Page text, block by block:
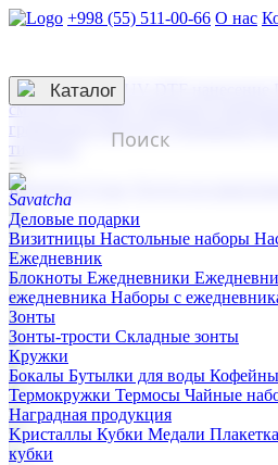
+998 (55) 511-00-66 О нас
3D гравировка
смолой (Doming)
гравировка твердая
тиснение
☰
Контакты
Каталог
Деловые подарки
Визитницы Настольные наборы
Ежедневник
Блокноты Ежедневники
ежедневника Наборы с
Зонты
Зонты-трости Складные зонты
Кружки
Бокалы Бутылки для воды
Термокружки Термосы Чайные
Наградная продукция
Kристаллы Кубки Медали Плакетка
кубки